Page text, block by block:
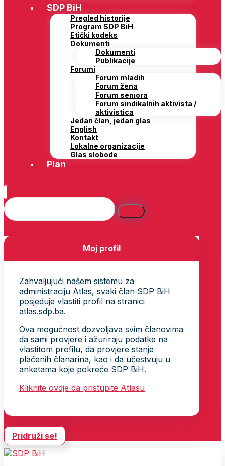
SDP BiH
Pregled historije
Program SDP BiH
Etički kodeks
Dokumenti
Dokumenti
Publikacije
Forumi
Forum mladih
Forum žena
Forum seniora
Forum sindikalnih aktivista /
aktivistica
Jedan član, jedan glas
English
Kontakt
Lokalne organizacije
Glas slobode
Plan
Moj profil
Zahvaljujući našem sistemu za
administraciju Atlas, svaki član SDP BiH
posjeduje vlastiti profil na stranici
atlas.sdp.ba.
Ova mogućnost dozvoljava svim članovima
da sami provjere i ažuriraju podatke na
vlastitom profilu, da provjere stanje
plaćenih članarina, kao i da učestvuju u
anketama koje pokreće SDP BiH.
Kliknite ovdje da pristupite Atlasu
Pridruži se!